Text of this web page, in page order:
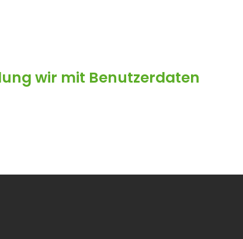
wir mit Benutzerdaten